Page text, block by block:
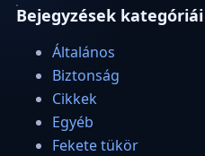
Bejegyzések kategóriái
Általános
Biztonság
Cikkek
Egyéb
Fekete tükör